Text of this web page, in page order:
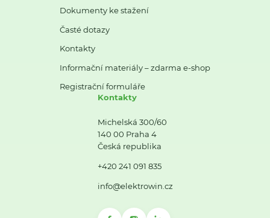
Dokumenty ke stažení
Časté dotazy
Kontakty
Informační materiály – zdarma e-shop
Registrační formuláře
Kontakty
Michelská 300/60
140 00 Praha 4
Česká republika
+420 241 091 835
info@elektrowin.cz